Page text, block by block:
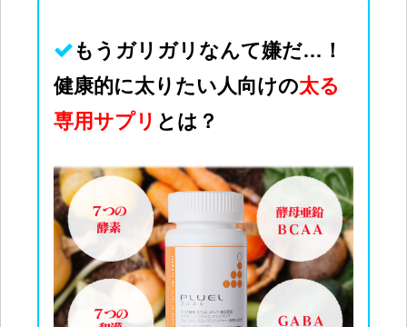
もうガリガリなんて嫌だ…！
健康的に太りたい人向けの太る
専用サプリ とは？